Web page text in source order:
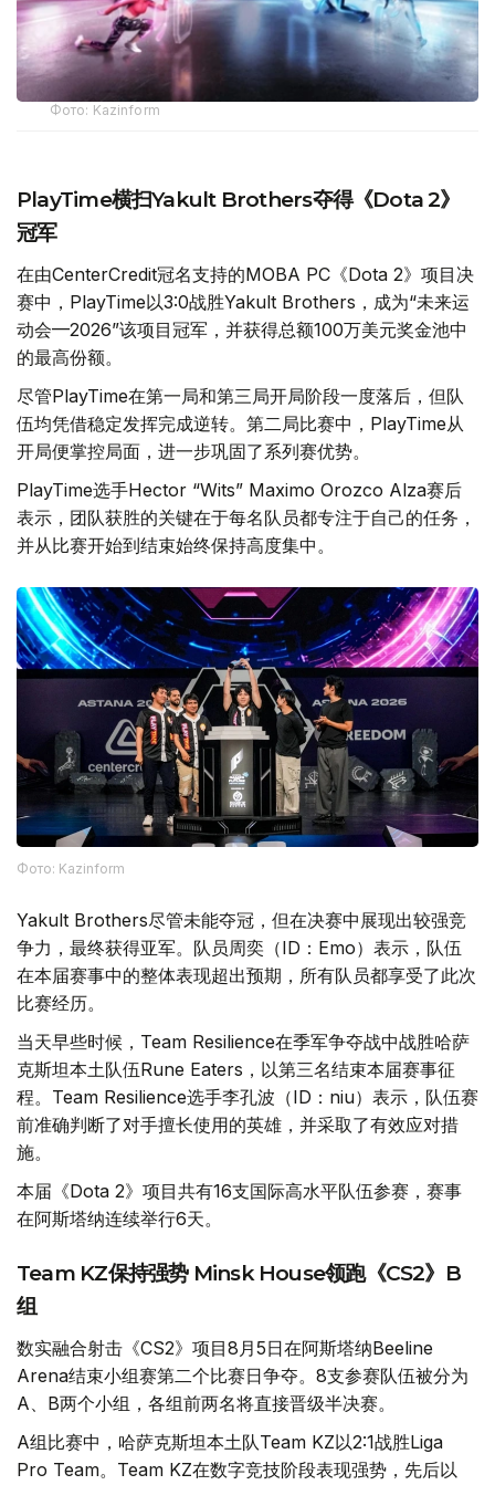
Фото: Kazinform
PlayTime横扫Yakult Brothers夺得《Dota 2》
冠军
在由CenterCredit冠名支持的MOBA PC《Dota 2》项目决
赛中，PlayTime以3:0战胜Yakult Brothers，成为“未来运
动会—2026”该项目冠军，并获得总额100万美元奖金池中
的最高份额。
尽管PlayTime在第一局和第三局开局阶段一度落后，但队
伍均凭借稳定发挥完成逆转。第二局比赛中，PlayTime从
开局便掌控局面，进一步巩固了系列赛优势。
PlayTime选手Hector “Wits” Maximo Orozco Alza赛后
表示，团队获胜的关键在于每名队员都专注于自己的任务，
并从比赛开始到结束始终保持高度集中。
Фото: Kazinform
Yakult Brothers尽管未能夺冠，但在决赛中展现出较强竞
争力，最终获得亚军。队员周奕（ID：Emo）表示，队伍
在本届赛事中的整体表现超出预期，所有队员都享受了此次
比赛经历。
当天早些时候，Team Resilience在季军争夺战中战胜哈萨
克斯坦本土队伍Rune Eaters，以第三名结束本届赛事征
程。Team Resilience选手李孔波（ID：niu）表示，队伍赛
前准确判断了对手擅长使用的英雄，并采取了有效应对措
施。
本届《Dota 2》项目共有16支国际高水平队伍参赛，赛事
在阿斯塔纳连续举行6天。
Team KZ保持强势 Minsk House领跑《CS2》B
组
数实融合射击《CS2》项目8月5日在阿斯塔纳Beeline
Arena结束小组赛第二个比赛日争夺。8支参赛队伍被分为
A、B两个小组，各组前两名将直接晋级半决赛。
A组比赛中，哈萨克斯坦本土队Team KZ以2:1战胜Liga
Pro Team。Team KZ在数字竞技阶段表现强势，先后以